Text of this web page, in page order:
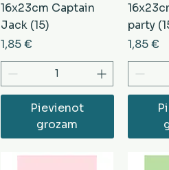
16x23cm Captain
Jack (15)
Cena
1,85 €
Pievienot
grozam
party
Cena
1,85 €